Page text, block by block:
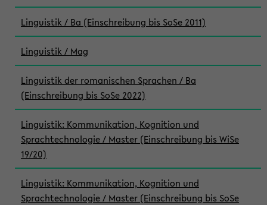
Linguistik / Ba (Einschreibung bis SoSe 2011)
Linguistik / Mag
Linguistik der romanischen Sprachen / Ba
(Einschreibung bis SoSe 2022)
Linguistik: Kommunikation, Kognition und
Sprachtechnologie / Master (Einschreibung bis WiSe
19/20)
Linguistik: Kommunikation, Kognition und
Sprachtechnologie / Master (Einschreibung bis SoSe